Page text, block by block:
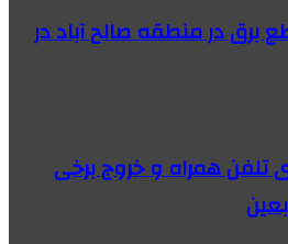
برق در منطقه صالح آباد در
تلفن همراه و خروج برخی